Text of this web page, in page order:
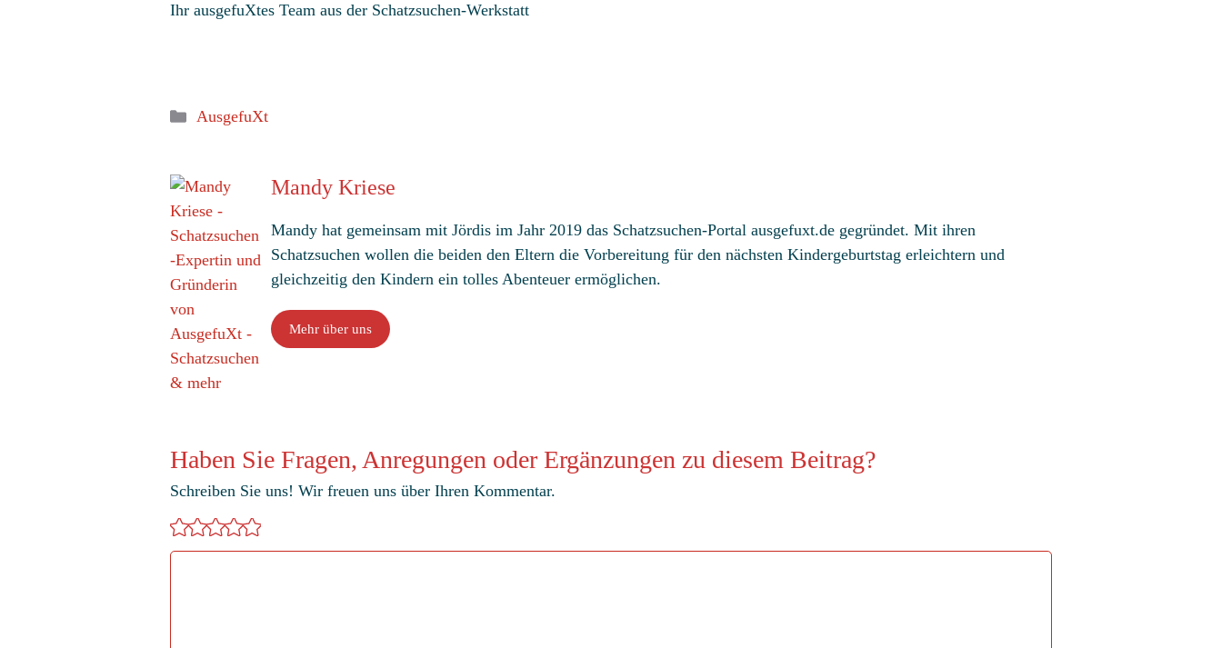
Ihr ausgefuXtes Team aus der Schatzsuchen-Werkstatt
Kategorien
AusgefuXt
Mandy Kriese
Mandy hat gemeinsam mit Jördis im Jahr 2019 das Schatzsuchen-Portal ausgefuxt.de gegründet. Mit ihren
Schatzsuchen wollen die beiden den Eltern die Vorbereitung für den nächsten Kindergeburtstag erleichtern und
gleichzeitig den Kindern ein tolles Abenteuer ermöglichen.
Mehr über uns
Haben Sie Fragen, Anregungen oder Ergänzungen zu diesem Beitrag?
Schreiben Sie uns! Wir freuen uns über Ihren Kommentar.